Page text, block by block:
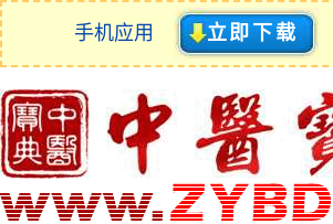
手机应用 立即下载